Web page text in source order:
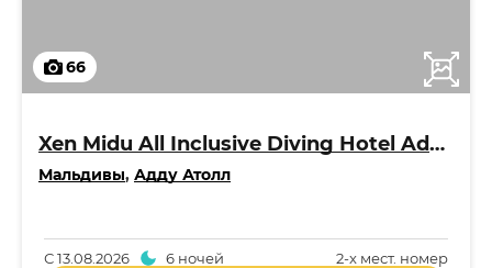
66
Xen Midu All Inclusive Diving Hotel Addu Maldives 3*
Мальдивы, Адду Атолл
2-x мест. номер
С13.08.2026 6 ночей